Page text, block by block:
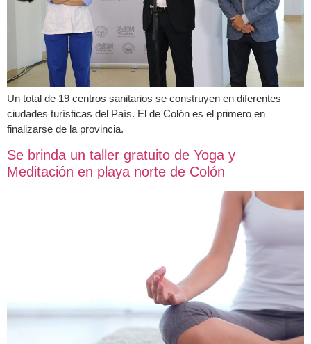
Un total de 19 centros sanitarios se construyen en diferentes
ciudades turísticas del País. El de Colón es el primero en
finalizarse de la provincia.
Se brinda un taller gratuito de Yoga y
Meditación en playa norte de Colón